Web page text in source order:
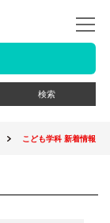
こども学科 新着情報